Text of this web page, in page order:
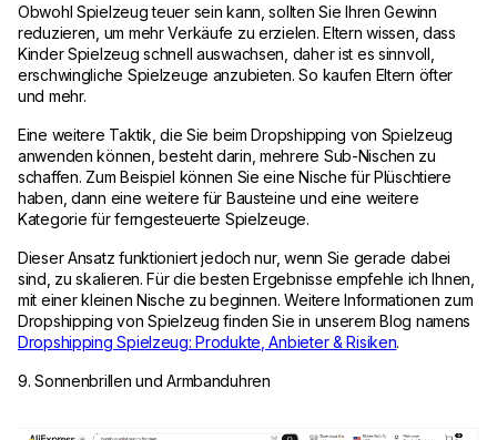
Obwohl Spielzeug teuer sein kann, sollten Sie Ihren Gewinn
reduzieren, um mehr Verkäufe zu erzielen. Eltern wissen, dass
Kinder Spielzeug schnell auswachsen, daher ist es sinnvoll,
erschwingliche Spielzeuge anzubieten. So kaufen Eltern öfter
und mehr.
Eine weitere Taktik, die Sie beim Dropshipping von Spielzeug
anwenden können, besteht darin, mehrere Sub-Nischen zu
schaffen. Zum Beispiel können Sie eine Nische für Plüschtiere
haben, dann eine weitere für Bausteine und eine weitere
Kategorie für ferngesteuerte Spielzeuge.
Dieser Ansatz funktioniert jedoch nur, wenn Sie gerade dabei
sind, zu skalieren. Für die besten Ergebnisse empfehle ich Ihnen,
mit einer kleinen Nische zu beginnen. Weitere Informationen zum
Dropshipping von Spielzeug finden Sie in unserem Blog namens
Dropshipping Spielzeug: Produkte, Anbieter & Risiken.
9. Sonnenbrillen und Armbanduhren